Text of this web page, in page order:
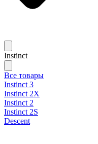
Instinct
Все товары
Instinct 3
Instinct 2X
Instinct 2
Instinct 2S
Descent